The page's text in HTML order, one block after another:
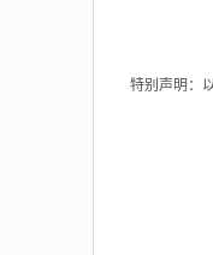
特别声明：